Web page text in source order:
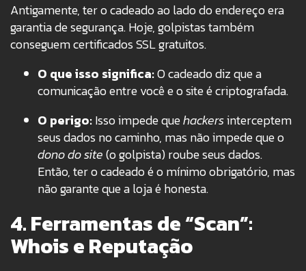
Antigamente, ter o cadeado ao lado do endereço era
garantia de segurança. Hoje, golpistas também
conseguem certificados SSL gratuitos.
O que isso significa:O cadeado diz que a
comunicação entre você e o site é criptografada.
O perigo:Isso impede quehackersinterceptem
seus dados no caminho, mas não impede que o
dono do site(o golpista) roube seus dados.
Então, ter o cadeado é o mínimo obrigatório, mas
não garante que a loja é honesta.
4. Ferramentas de “Scan”:
Whois e Reputação